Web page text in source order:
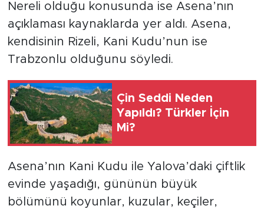
Nereli olduğu konusunda ise Asena’nın
açıklaması kaynaklarda yer aldı. Asena,
kendisinin Rizeli, Kani Kudu’nun ise
Trabzonlu olduğunu söyledi.
Çin Seddi Neden
Yapıldı? Türkler İçin
Mi?
Asena’nın Kani Kudu ile Yalova’daki çiftlik
evinde yaşadığı, gününün büyük
bölümünü koyunlar, kuzular, keçiler,